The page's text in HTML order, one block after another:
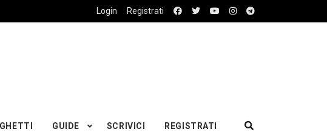
Login Registrati
GUIDE SCRIVICI REGISTRATI